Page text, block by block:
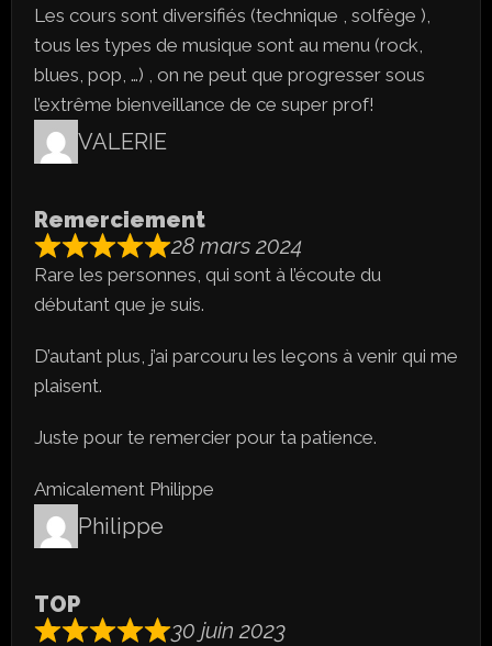
Les cours sont diversifiés (technique , solfège ),
tous les types de musique sont au menu (rock,
blues, pop, …) , on ne peut que progresser sous
l’extrême bienveillance de ce super prof!
VALERIE
Remerciement
28 mars 2024
Rare les personnes, qui sont à l’écoute du
débutant que je suis.
D’autant plus, j’ai parcouru les leçons à venir qui me
plaisent.
Juste pour te remercier pour ta patience.
Amicalement Philippe
Philippe
TOP
30 juin 2023